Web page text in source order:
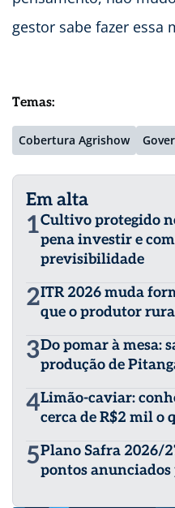
gestor sabe fazer essa
Temas:
Cobertura Agrishow
Em alta
1Cultivo protegido
pena investir e
previsibilidade
2ITR 2026 muda
que o produtor
3Do pomar à mesa:
produção de
4Limão-caviar:
cerca de R$2 mil o
5Plano Safra 2026/
pontos